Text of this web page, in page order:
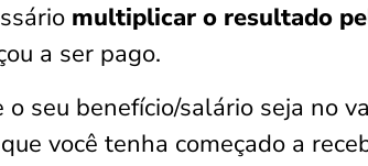
multiplicar o resultado
a ser pago.
o seu benefício/salário seja no
você tenha começado a